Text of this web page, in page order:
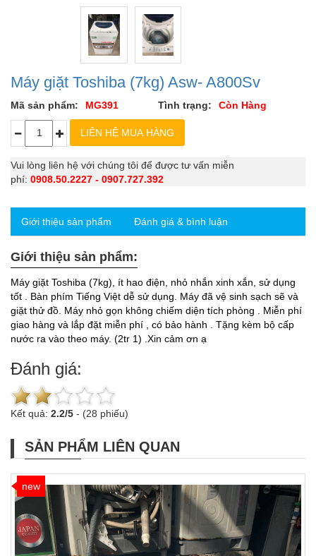
Máy giặt Toshiba (7kg) Asw- A800Sv
Mã sản phẩm: MG391 Tình trạng: Còn Hàng
Vui lòng liên hệ với chúng tôi để được tư vấn miễn
phí: 0908.50.2227 - 0907.727.392
Giới thiệu sản phẩm Đánh giá & bình luận
Giới thiệu sản phẩm:
Máy giặt Toshiba (7kg), ít hao điện, nhỏ nhắn xinh xắn, sử dụng
tốt . Bàn phím Tiếng Việt dễ sử dụng. Máy đã vệ sinh sạch sẽ và
giặt thử đồ. Máy nhỏ gọn không chiếm diện tích phòng . Miễn phí
giao hàng và lắp đặt miễn phí , có bảo hành . Tặng kèm bộ cấp
nước ra vào theo máy. (2tr 1) .Xin cảm ơn ạ
Đánh giá:
Kết quả: 2.2/5 - (28 phiếu)
SẢN PHẨM LIÊN QUAN
new